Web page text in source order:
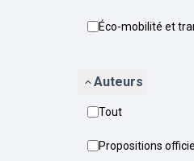
Éco-mobilité et
Auteurs
Tout
Propositions